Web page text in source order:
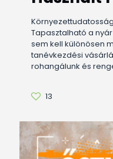
Tapasztalható a
sem kell különösen
tanévkezdési
rohangálunk és
13